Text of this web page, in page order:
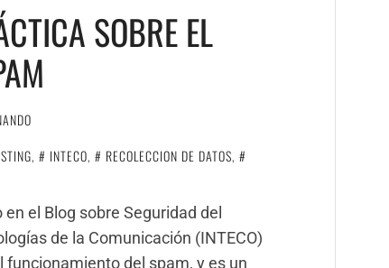
SOBRE EL
, INTECO, RECOLECCION DE DATOS,
el Blog sobre Seguridad del
de la Comunicación (INTECO)
del spam, y es un